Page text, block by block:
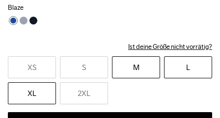
Blaze
Ist deine Größe nicht vorrätig?
XS S M L
XL 2XL